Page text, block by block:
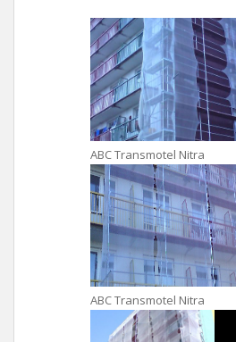
ABC Transmotel Nitra
ABC Transmotel Nitra